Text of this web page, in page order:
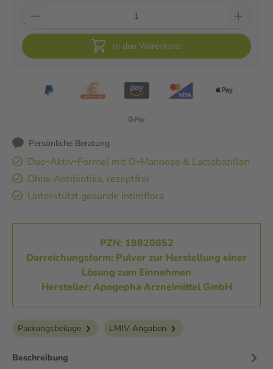
In den Warenkorb
Persönliche Beratung
Duo‑Aktiv‑Formel mit D‑Mannose & Lactobazillen
Ohne Antibiotika, rezeptfrei
Unterstützt gesunde Intimflora
PZN: 19820852
Darreichungsform: Pulver zur Herstellung einer
Lösung zum Einnehmen
Hersteller: Apogepha Arzneimittel GmbH
Packungsbeilage LMIV Angaben
Beschreibung